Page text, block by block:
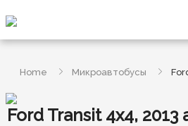
Home Микроавтобусы
Ford Transit 4x4, 2013